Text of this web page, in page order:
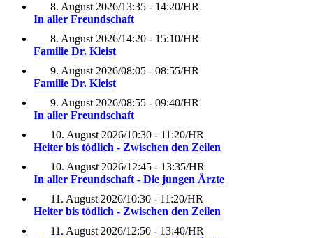
8. August 2026/13:35 - 14:20/HR
In aller Freundschaft
8. August 2026/14:20 - 15:10/HR
Familie Dr. Kleist
9. August 2026/08:05 - 08:55/HR
Familie Dr. Kleist
9. August 2026/08:55 - 09:40/HR
In aller Freundschaft
10. August 2026/10:30 - 11:20/HR
Heiter bis tödlich - Zwischen den Zeilen
10. August 2026/12:45 - 13:35/HR
In aller Freundschaft - Die jungen Ärzte
11. August 2026/10:30 - 11:20/HR
Heiter bis tödlich - Zwischen den Zeilen
11. August 2026/12:50 - 13:40/HR